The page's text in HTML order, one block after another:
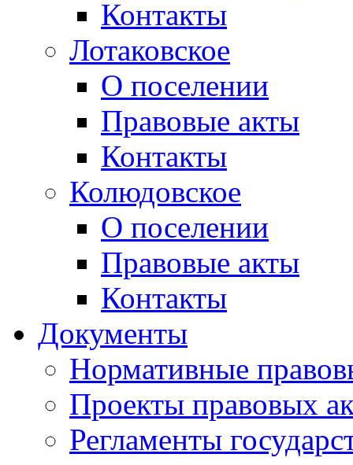
Контакты
Лотаковское
О поселении
Правовые акты
Контакты
Колюдовское
О поселении
Правовые акты
Контакты
Документы
Нормативные
Проекты правовых
Регламенты